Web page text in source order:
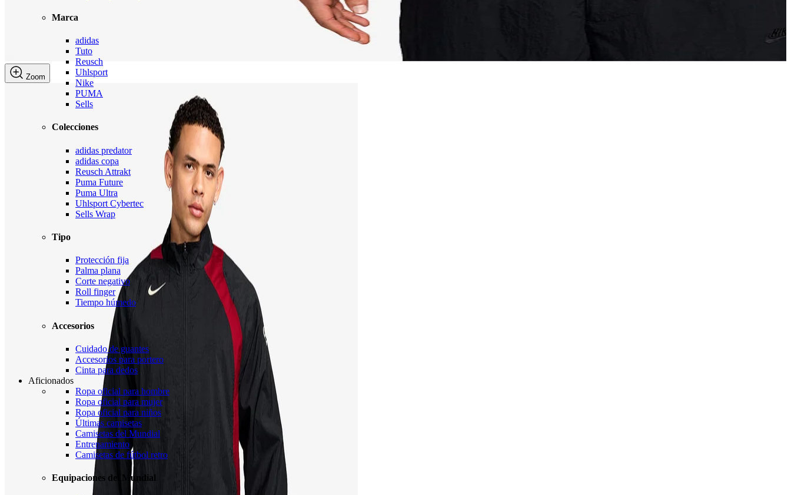
Marca
adidas
Tuto
Reusch
Uhlsport
Nike
PUMA
Sells
Colecciones
adidas predator
adidas copa
Reusch Attrakt
Puma Future
Puma Ultra
Uhlsport Cybertec
Sells Wrap
Tipo
Protección fija
Palma plana
Corte negativo
Roll finger
Tiempo húmedo
Accesorios
Cuidado de guantes
Accesorios para portero
Cinta para dedos
Aficionados
Ropa oficial para hombre
Ropa oficial para mujer
Ropa oficial para niños
Últimas camisetas
Camisetas del Mundial
Entrenamiento
Camisetas de fútbol retro
Equipaciones del Mundial
Zoom